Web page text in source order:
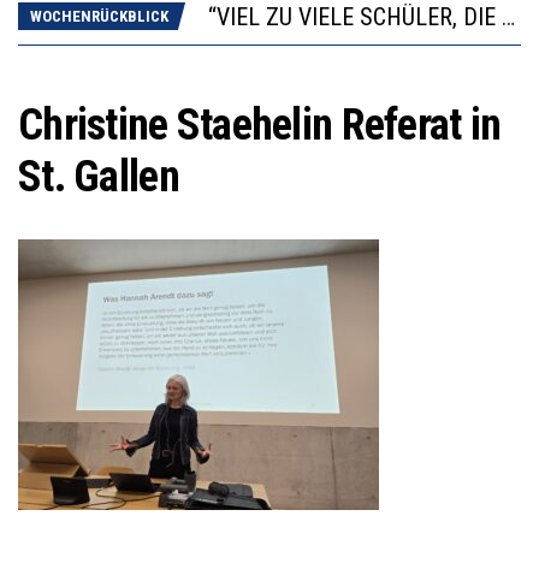
WOCHENRÜCKBLICK
“VIEL ZU VIELE SCHÜLER, DIE GEMESSEN AN IHREN FÄHIGKEITEN GAR NICHT ANS GYMNASIUM GEHÖREN”
DIE GANZE HILFLOSIGKEIT DES BILDUNGSBÜRGERTUMS
ANNA-KATHARINA ZENGER UND IHRE VERFASSUNGSKENNTNISSE
Christine Staehelin Referat in
St. Gallen